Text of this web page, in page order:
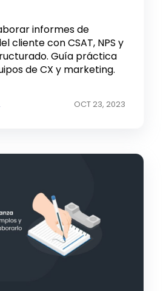
informes de
cliente con CSAT, NPS y
Guía práctica
de CX y marketing.
OCT 23, 2023